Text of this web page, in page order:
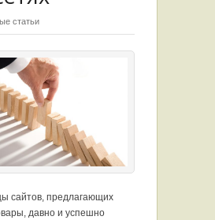
статьи
сайтов, предлагающих
давно и успешно